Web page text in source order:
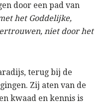
door een pad van
het Goddelijke,
niet door het
terug bij de
Zij aten van de
kwaad en kennis is